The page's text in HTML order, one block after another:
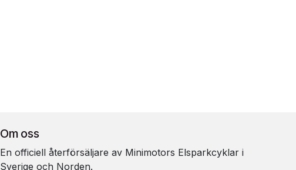
Om oss
En officiell återförsäljare av Minimotors Elsparkcyklar i
Sverige och Norden.